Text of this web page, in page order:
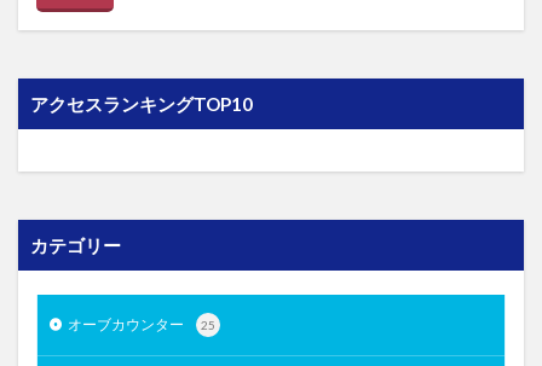
アクセスランキングTOP10
カテゴリー
オーブカウンター 25